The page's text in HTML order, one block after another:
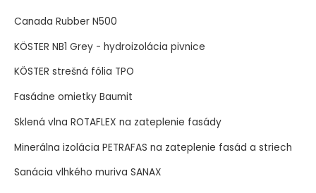
Canada Rubber N500
KÖSTER NB1 Grey - hydroizolácia pivnice
KÖSTER strešná fólia TPO
Fasádne omietky Baumit
Sklená vlna ROTAFLEX na zateplenie fasády
Minerálna izolácia PETRAFAS na zateplenie fasád a striech
Sanácia vlhkého muriva SANAX